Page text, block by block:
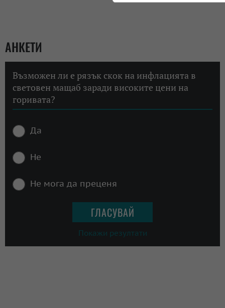
АНКЕТИ
Възможен ли е рязък скок на инфлацията в
световен мащаб заради високите цени на
горивата?
Да
Не
Не мога да преценя
Покажи резултати